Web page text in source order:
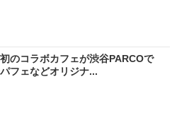
のコラボカフェが渋谷PARCOで
フェなどオリジナ...